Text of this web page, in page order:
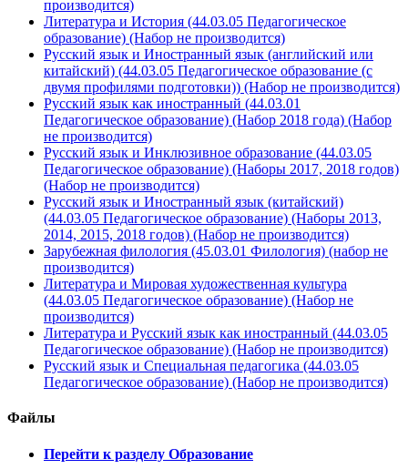
производится)
Литература и История (44.03.05 Педагогическое
образование) (Набор не производится)
Русский язык и Иностранный язык (английский или
китайский) (44.03.05 Педагогическое образование (с
двумя профилями подготовки)) (Набор не производится)
Русский язык как иностранный (44.03.01
Педагогическое образование) (Набор 2018 года) (Набор
не производится)
Русский язык и Инклюзивное образование (44.03.05
Педагогическое образование) (Наборы 2017, 2018 годов)
(Набор не производится)
Русский язык и Иностранный язык (китайский)
(44.03.05 Педагогическое образование) (Наборы 2013,
2014, 2015, 2018 годов) (Набор не производится)
Зарубежная филология (45.03.01 Филология) (набор не
производится)
Литература и Мировая художественная культура
(44.03.05 Педагогическое образование) (Набор не
производится)
Литература и Русский язык как иностранный (44.03.05
Педагогическое образование) (Набор не производится)
Русский язык и Специальная педагогика (44.03.05
Педагогическое образование) (Набор не производится)
Файлы
Перейти к разделу Образование